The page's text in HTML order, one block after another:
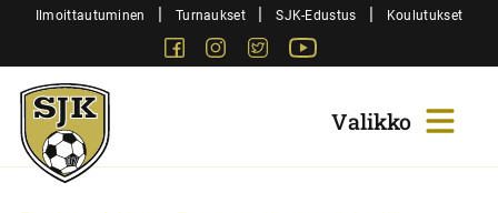
SiirryIlmoittautuminen | Turnaukset | SJK-Edustus | Koulutukset
FacebookInstagram
Twitter
Sjk-
Juniorit